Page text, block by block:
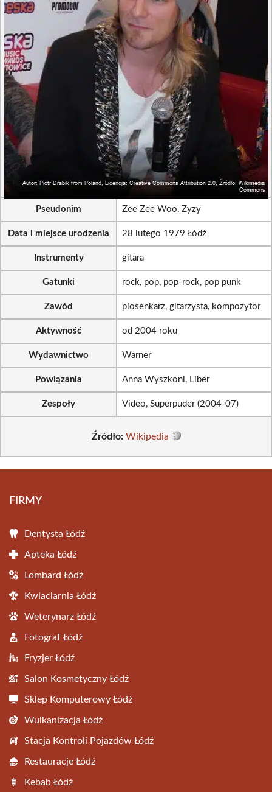
Pseudonim Zee Zee Woo, Zyzy
Data i miejsce urodzenia 28 lutego 1979 Łódź
Instrumenty gitara
Gatunki rock, pop, pop-rock, pop punk
Zawód piosenkarz, gitarzysta, kompozytor
Aktywność od 2004 roku
Wydawnictwo Warner
Powiązania Anna Wyszkoni, Liber
Zespoły Video, Superpuder (2004-07)
Źródło: Wikipedia
FIRMY
Dentysta Łódź
Apteka Łódź
Lombard Łódź
Kwiaciarnia Łódź
Weterynarz Łódź
Fotograf Łódź
Fryzjer Łódź
Salon Kosmetyczny Łódź
Sklep Komputerowy Łódź
Wulkanizacja Łódź
Stacja Kontroli Pojazdów Łódź
Restauracje Łódź
Kebab Łódź